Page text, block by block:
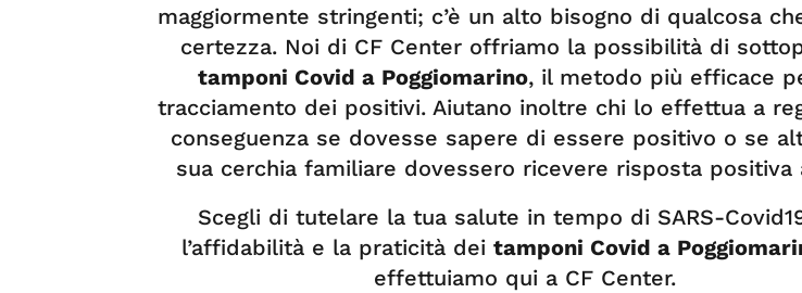
maggiormente stringenti; c’è un alto bisogno di qualcosa
certezza. Noi di CF Center offriamo la possibilità di
tamponi Covid a Poggiomarino, il metodo più efficace
tracciamento dei positivi. Aiutano inoltre chi lo effettua a
conseguenza se dovesse sapere di essere positivo o se
sua cerchia familiare dovessero ricevere risposta positiva
Scegli di tutelare la tua salute in tempo di SARS-
l’affidabilità e la praticità dei tamponi Covid a
effettuiamo qui a CF Center.